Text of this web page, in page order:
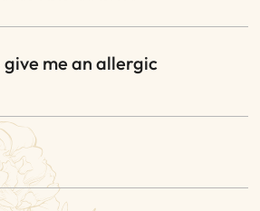
me an allergic